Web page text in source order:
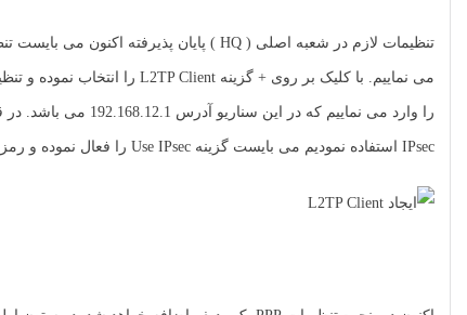
تنظیمات لازم در شعبه اصلی ( HQ ) پایان پذیرفته اکنون می بایست تنظیمات لازم در روتر برد شعبه Branch انجام پذیرد. در منوی
می نماییم. با کلیک بر روی + گزینه L2TP Client را انتخاب نموده و تنظیمات را در تب Dial Out انجام می دهیم. در قسمت Connect to
IPsec استفاده نمودیم می بایست گزینه Use IPsec را فعال نموده و رمز مربوطه را وارد نماییم.